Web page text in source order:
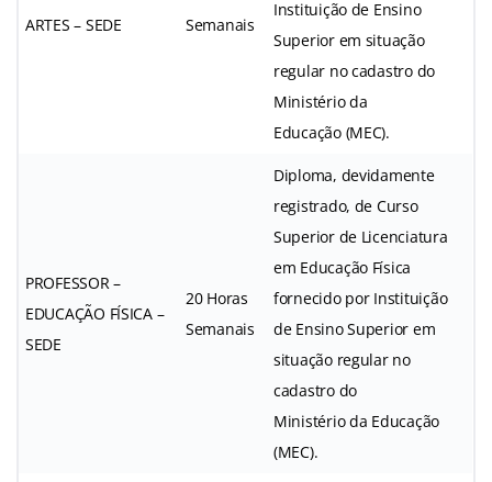
ARTES – SEDE
Semanais
Instituição de Ensino
Superior em situação
regular no cadastro do
Ministério da
Educação (MEC).
PROFESSOR –
EDUCAÇÃO FÍSICA –
SEDE
20 Horas
Semanais
Diploma, devidamente
registrado, de Curso
Superior de Licenciatura
em Educação Física
fornecido por Instituição
de Ensino Superior em
situação regular no
cadastro do
Ministério da Educação
(MEC).